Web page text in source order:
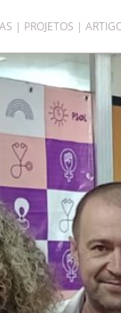
PROJETOS